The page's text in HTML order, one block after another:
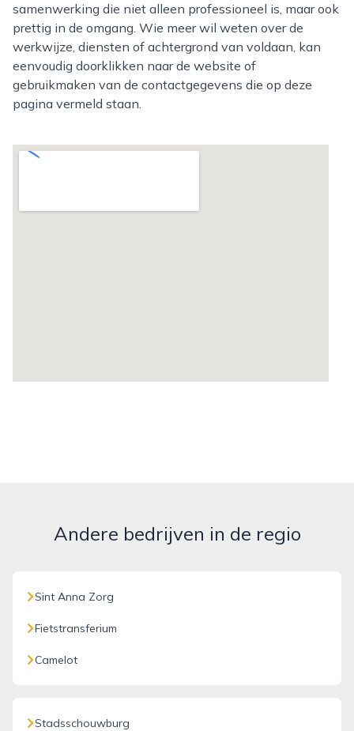
samenwerking die niet alleen professioneel is, maar ook
prettig in de omgang. Wie meer wil weten over de
werkwijze, diensten of achtergrond van voldaan, kan
eenvoudig doorklikken naar de website of
gebruikmaken van de contactgegevens die op deze
pagina vermeld staan.
Andere bedrijven in de regio
Sint Anna Zorg
Fietstransferium
Camelot
Stadsschouwburg